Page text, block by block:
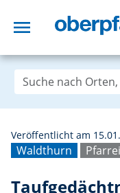
menu
Waldthurn
Veröffentlicht am